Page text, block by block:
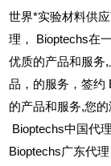
世界*实验材料供
理， Bioptechs在
优质的产品和服务
品，的服务，签约
的产品和服务,您
Bioptechs中国代
Bioptechs广东代